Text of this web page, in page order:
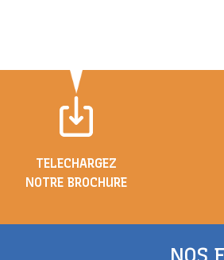
TELECHARGEZ
NOTRE BROCHURE
NOS